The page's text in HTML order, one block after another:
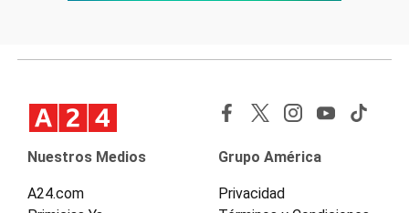
Nuestros Medios
A24.com
Grupo América
Privacidad